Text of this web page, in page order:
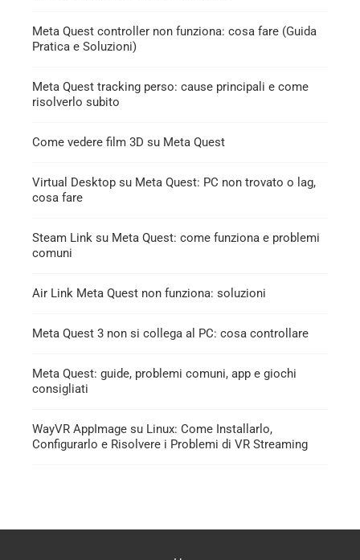
Meta Quest controller non funziona: cosa fare (Guida
Pratica e Soluzioni)
Meta Quest tracking perso: cause principali e come
risolverlo subito
Come vedere film 3D su Meta Quest
Virtual Desktop su Meta Quest: PC non trovato o lag,
cosa fare
Steam Link su Meta Quest: come funziona e problemi
comuni
Air Link Meta Quest non funziona: soluzioni
Meta Quest 3 non si collega al PC: cosa controllare
Meta Quest: guide, problemi comuni, app e giochi
consigliati
WayVR AppImage su Linux: Come Installarlo,
Configurarlo e Risolvere i Problemi di VR Streaming